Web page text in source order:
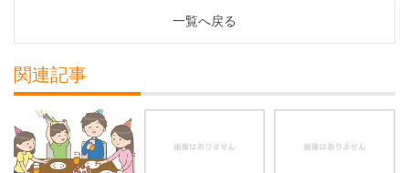
一覧へ戻る
関連記事